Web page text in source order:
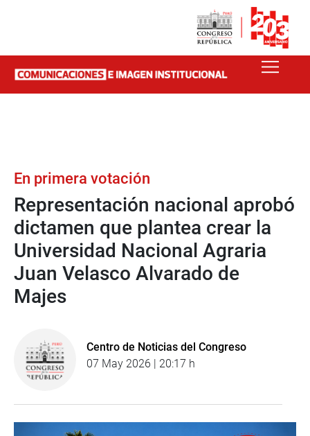
En primera votación
Representación nacional aprobó
dictamen que plantea crear la
Universidad Nacional Agraria
Juan Velasco Alvarado de
Majes
Centro de Noticias del Congreso
07 May 2026 | 20:17 h